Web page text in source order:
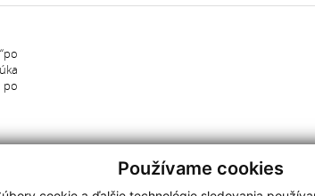
Používame cookies
po